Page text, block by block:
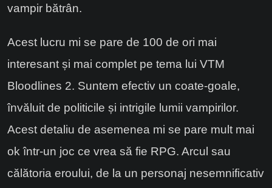
vampir bătrân.
Acest lucru mi se pare de 100 de ori mai
interesant și mai complet pe tema lui VTM
Bloodlines 2. Suntem efectiv un coate-goale,
învăluit de politicile și intrigile lumii vampirilor.
Acest detaliu de asemenea mi se pare mult mai
ok într-un joc ce vrea să fie RPG. Arcul sau
călătoria eroului, de la un personaj nesemnificativ